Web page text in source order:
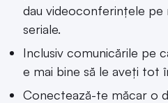
dau videoconferințele pe
seriale.
Inclusiv comunicările pe
e mai bine să le aveți tot
Conectează-te măcar o